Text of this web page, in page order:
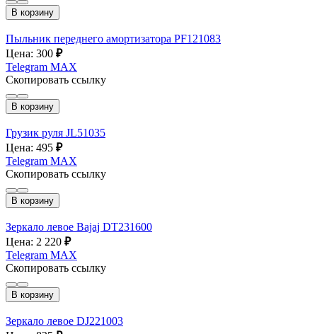
В корзину
Пыльник переднего амортизатора PF121083
Цена: 300 ₽
Telegram MAX
Скопировать ссылку
В корзину
Грузик руля JL51035
Цена: 495 ₽
Telegram MAX
Скопировать ссылку
В корзину
Зеркало левое Bajaj DT231600
Цена: 2 220 ₽
Telegram MAX
Скопировать ссылку
В корзину
Зеркало левое DJ221003